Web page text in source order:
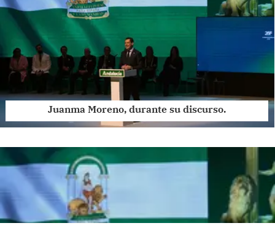
Juanma Moreno, durante su discurso.